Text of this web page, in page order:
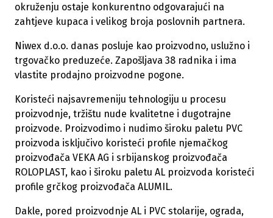
okruženju ostaje konkurentno odgovarajući na
zahtjeve kupaca i velikog broja poslovnih partnera.
Niwex d.o.o. danas posluje kao proizvodno, uslužno i
trgovačko preduzeće. Zapošljava 38 radnika i ima
vlastite prodajno proizvodne pogone.
Koristeći najsavremeniju tehnologiju u procesu
proizvodnje, tržištu nude kvalitetne i dugotrajne
proizvode. Proizvodimo i nudimo široku paletu PVC
proizvoda isključivo koristeći profile njemačkog
proizvođača VEKA AG i srbijanskog proizvođača
ROLOPLAST, kao i široku paletu AL proizvoda koristeći
profile grčkog proizvođača ALUMIL.
Dakle, pored proizvodnje AL i PVC stolarije, ograda,